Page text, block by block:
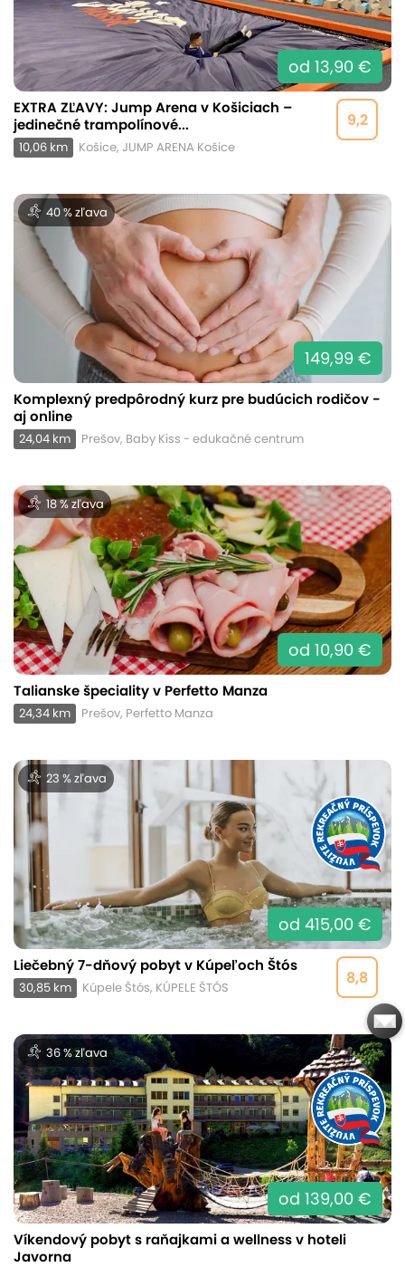
od 13,90 €
9,2
EXTRA ZĽAVY: Jump Arena v Košiciach –
jedinečné trampolínové...
10,06 km Košice, JUMP ARENA Košice
40 % zľava
149,99 €
Komplexný predpôrodný kurz pre budúcich rodičov -
aj online
24,04 km Prešov, Baby Kiss - edukačné centrum
18 % zľava
od 10,90 €
Talianske špeciality v Perfetto Manza
24,34 km Prešov, Perfetto Manza
23 % zľava
od 415,00 €
8,8
Liečebný 7-dňový pobyt v Kúpeľoch Štós
30,85 km Kúpele Štós, KÚPELE ŠTÓS
36 % zľava
od 139,00 €
Víkendový pobyt s raňajkami a wellness v hoteli
Javorna